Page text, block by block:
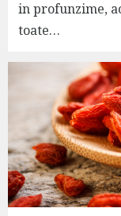
in profunzime,
toate…